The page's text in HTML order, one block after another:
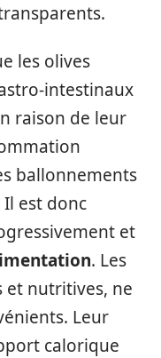
les olives
intestinaux
raison de leur
ballonnements
est donc
et
. Les
et nutritives, ne
Leur
calorique